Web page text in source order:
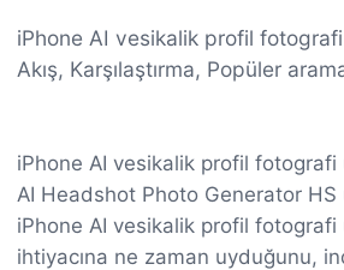
iPhone AI vesikalik profil
Akış, Karşılaştırma, Popüler
iPhone AI vesikalik profil fotografi
AI Headshot Photo Generator HS
iPhone AI vesikalik profil fotografi
ihtiyacına ne zaman uyduğunu,